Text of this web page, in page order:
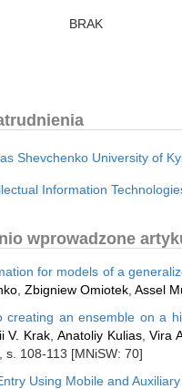
BRAK
Shevchenko University of
Information
wprowadzone
for models of a
Zbigniew Omiotek Assel
creating an ensemble on a
V. Krak Anatoliy Kulias,Vira
s. 108-113 [MNiSW: 70]
Using Mobile and